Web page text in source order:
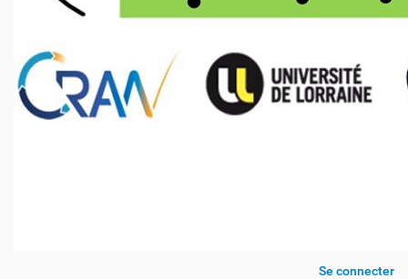
Se connecter